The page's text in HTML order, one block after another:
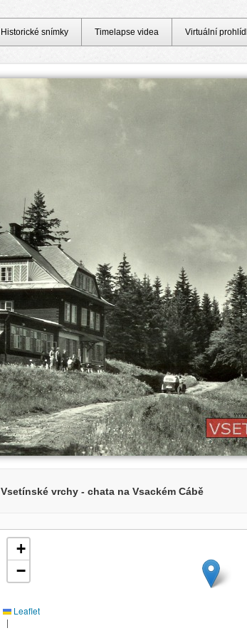
Vsetínské vrchy - chata na Vsackém Cábě
+
−
Leaflet
|
Historické snímky Timelapse videa Virtuální